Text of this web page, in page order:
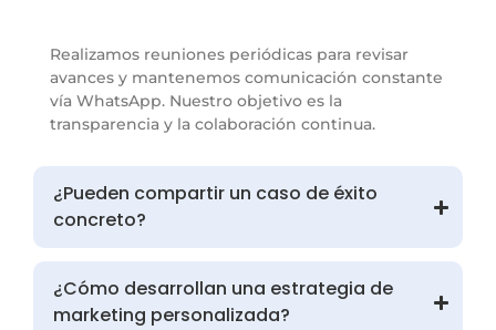
Realizamos reuniones periódicas para revisar
avances y mantenemos comunicación constante
vía WhatsApp. Nuestro objetivo es la
transparencia y la colaboración continua.
¿Pueden compartir un caso de éxito
concreto?
¿Cómo desarrollan una estrategia de
marketing personalizada?